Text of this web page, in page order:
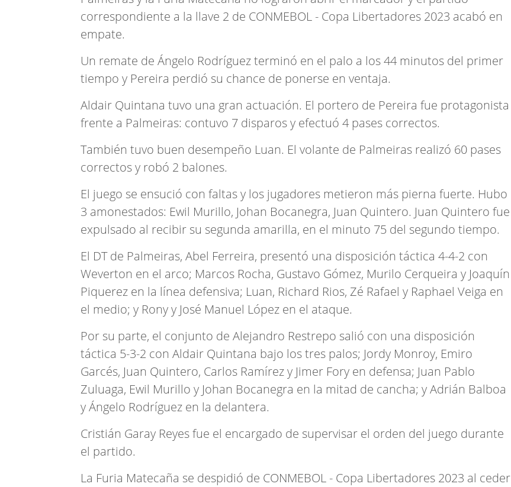
correspondiente a la llave 2 de CONMEBOL - Copa Libertadores 2023 acabó en
empate.
Un remate de Ángelo Rodríguez terminó en el palo a los 44 minutos del primer
tiempo y Pereira perdió su chance de ponerse en ventaja.
Aldair Quintana tuvo una gran actuación. El portero de Pereira fue protagonista
frente a Palmeiras: contuvo 7 disparos y efectuó 4 pases correctos.
También tuvo buen desempeño Luan. El volante de Palmeiras realizó 60 pases
correctos y robó 2 balones.
El juego se ensució con faltas y los jugadores metieron más pierna fuerte. Hubo
3 amonestados: Ewil Murillo, Johan Bocanegra, Juan Quintero. Juan Quintero fue
expulsado al recibir su segunda amarilla, en el minuto 75 del segundo tiempo.
El DT de Palmeiras, Abel Ferreira, presentó una disposición táctica 4-4-2 con
Weverton en el arco; Marcos Rocha, Gustavo Gómez, Murilo Cerqueira y Joaquín
Piquerez en la línea defensiva; Luan, Richard Rios, Zé Rafael y Raphael Veiga en
el medio; y Rony y José Manuel López en el ataque.
Por su parte, el conjunto de Alejandro Restrepo salió con una disposición
táctica 5-3-2 con Aldair Quintana bajo los tres palos; Jordy Monroy, Emiro
Garcés, Juan Quintero, Carlos Ramírez y Jimer Fory en defensa; Juan Pablo
Zuluaga, Ewil Murillo y Johan Bocanegra en la mitad de cancha; y Adrián Balboa
y Ángelo Rodríguez en la delantera.
Cristián Garay Reyes fue el encargado de supervisar el orden del juego durante
el partido.
La Furia Matecaña se despidió de CONMEBOL - Copa Libertadores 2023 al ceder